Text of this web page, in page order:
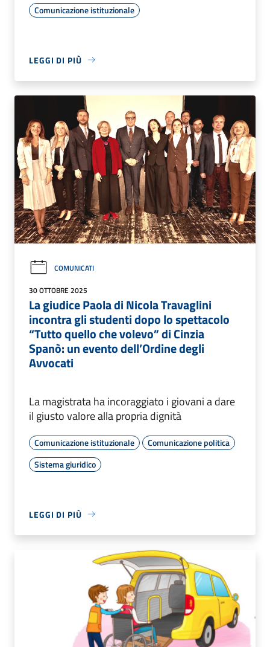
Comunicazione istituzionale
LEGGI DI PIÙ
COMUNICATI
30 OTTOBRE 2025
La giudice Paola di Nicola Travaglini
incontra gli studenti dopo lo spettacolo
“Tutto quello che volevo” di Cinzia
Spanò: un evento dell’Ordine degli
Avvocati
La magistrata ha incoraggiato i giovani a dare
il giusto valore alla propria dignità
Comunicazione istituzionale
Comunicazione politica
Sistema giuridico
LEGGI DI PIÙ